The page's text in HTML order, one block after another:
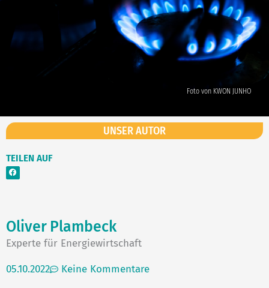
Foto von KWON JUNHO
UNSER AUTOR
TEILEN AUF
Oliver Plambeck
Experte für Energiewirtschaft
05.10.2022 Keine Kommentare